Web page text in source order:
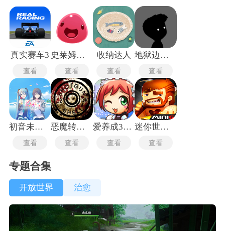
真实赛车3
查看
史莱姆牧场
查看
收纳达人
查看
地狱边境手机版
查看
初音未来世界计划国服
查看
恶魔转盘多人联机版
查看
爱养成3最新版
查看
迷你世界极限版
查看
专题合集
开放世界 治愈